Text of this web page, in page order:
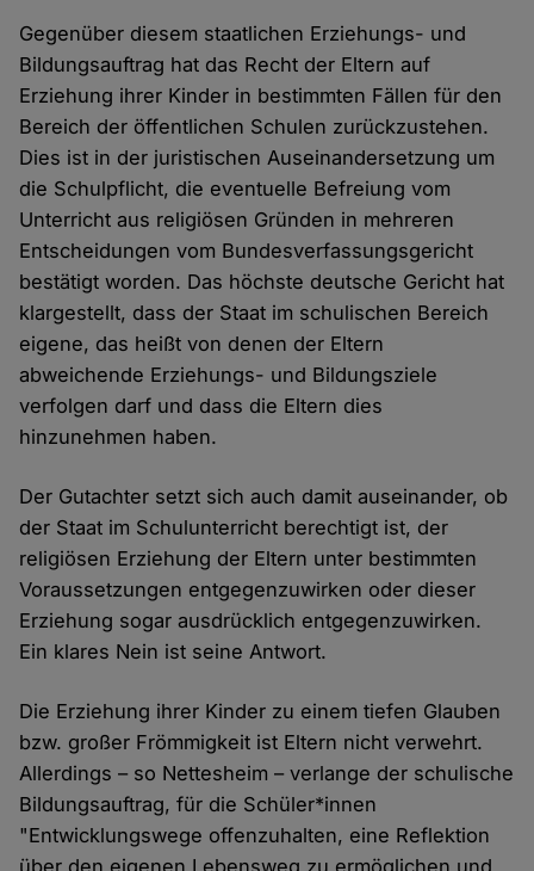
Gegenüber diesem staatlichen Erziehungs- und
Bildungsauftrag hat das Recht der Eltern auf
Erziehung ihrer Kinder in bestimmten Fällen für den
Bereich der öffentlichen Schulen zurückzustehen.
Dies ist in der juristischen Auseinandersetzung um
die Schulpflicht, die eventuelle Befreiung vom
Unterricht aus religiösen Gründen in mehreren
Entscheidungen vom Bundesverfassungsgericht
bestätigt worden. Das höchste deutsche Gericht hat
klargestellt, dass der Staat im schulischen Bereich
eigene, das heißt von denen der Eltern
abweichende Erziehungs- und Bildungsziele
verfolgen darf und dass die Eltern dies
hinzunehmen haben.
Der Gutachter setzt sich auch damit auseinander, ob
der Staat im Schulunterricht berechtigt ist, der
religiösen Erziehung der Eltern unter bestimmten
Voraussetzungen entgegenzuwirken oder dieser
Erziehung sogar ausdrücklich entgegenzuwirken.
Ein klares Nein ist seine Antwort.
Die Erziehung ihrer Kinder zu einem tiefen Glauben
bzw. großer Frömmigkeit ist Eltern nicht verwehrt.
Allerdings – so Nettesheim – verlange der schulische
Bildungsauftrag, für die Schüler*innen
"Entwicklungswege offenzuhalten, eine Reflektion